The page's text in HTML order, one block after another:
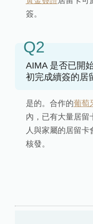
簽。
Q2
AIMA 是否已開
初完成續簽的居
是的。合作的葡萄
內，已有大量居留
人與家屬的居留
核發。